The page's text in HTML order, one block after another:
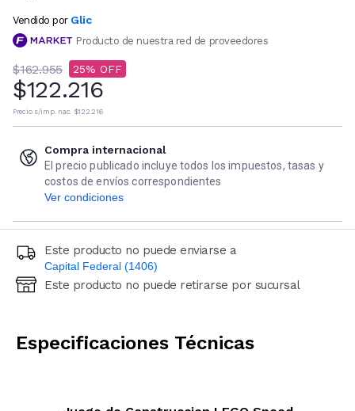
Vendido por Glic
Producto de nuestra red de proveedores
$162.955 25
$122.216
Precio s/imp. nac. $122.216
Compra internacional
El precio publicado incluye todos los impuestos, tasas y
costos de envíos correspondientes
Ver condiciones
Este producto no puede enviarse a
Capital Federal (1406)
Ingresá código postal (sólo números)
Este producto no puede retirarse por sucursal
Especificaciones Técnicas